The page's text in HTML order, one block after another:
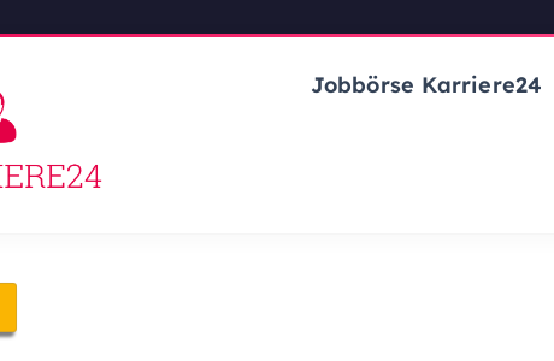
Jobbörse Karriere24